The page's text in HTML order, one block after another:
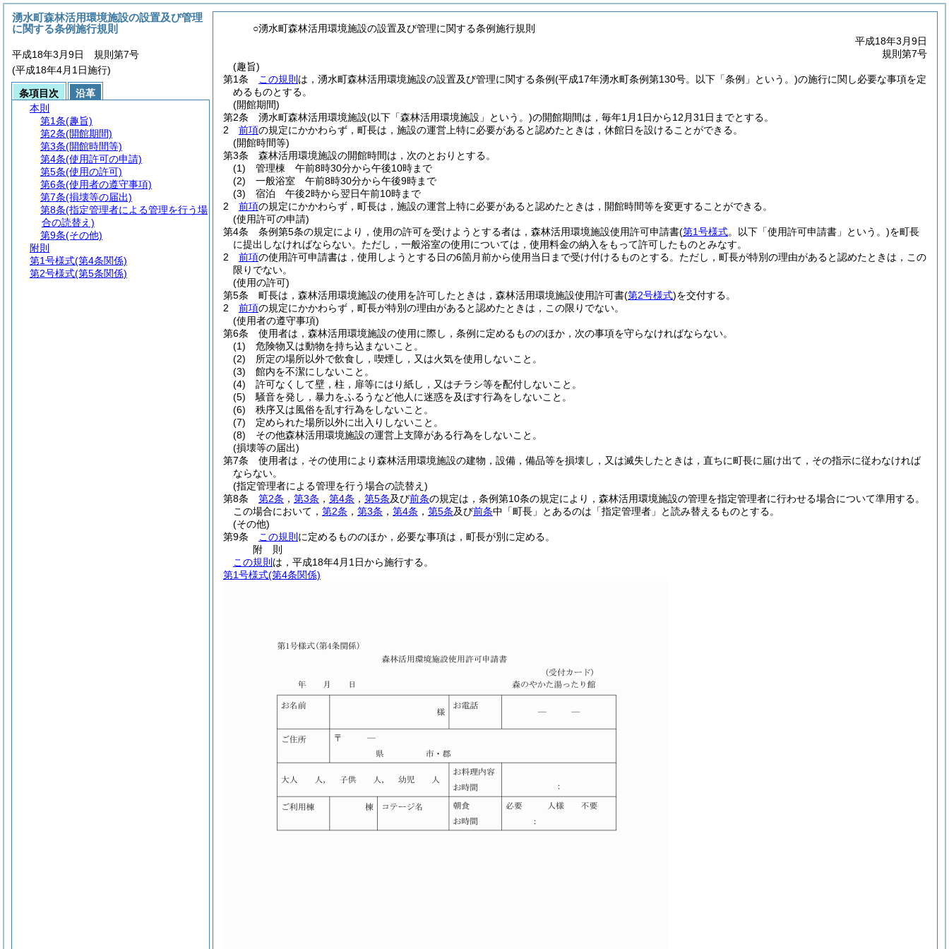
○湧水町森林活用環境施設の設置及び管理に関する条例施行規則
平成18年3月9日
規則第7号
(趣旨)
第1条
この規則 は，湧水町森林活用環境施設の設置及び管理に関する条例(平成17年湧水町条例第130号。以下「条例」という。)の施行に関し必要な事項を定
めるものとする。
(開館期間)
第2条
湧水町森林活用環境施設(以下「森林活用環境施設」という。)の開館期間は，毎年1月1日から12月31日までとする。
2
前項の規定にかかわらず，町長は，施設の運営上特に必要があると認めたときは，休館日を設けることができる。
(開館時間等)
第3条
森林活用環境施設の開館時間は，次のとおりとする。
(1)
管理棟 午前8時30分から午後10時まで
(2)
一般浴室 午前8時30分から午後9時まで
(3)
宿泊 午後2時から翌日午前10時まで
2
前項の規定にかかわらず，町長は，施設の運営上特に必要があると認めたときは，開館時間等を変更することができる。
(使用許可の申請)
第4条
条例第5条の規定により，使用の許可を受けようとする者は，森林活用環境施設使用許可申請書(第1号様式。以下「使用許可申請書」という。)を町長
に提出しなければならない。 ただし，一般浴室の使用については，使用料金の納入をもって許可したものとみなす。
2
前項の使用許可申請書は，使用しようとする日の6箇月前から使用当日まで受け付けるものとする。 ただし，町長が特別の理由があると認めたときは，この
限りでない。
(使用の許可)
第5条
町長は，森林活用環境施設の使用を許可したときは，森林活用環境施設使用許可書(第2号様式)を交付する。
2
前項の規定にかかわらず，町長が特別の理由があると認めたときは，この限りでない。
(使用者の遵守事項)
第6条
使用者は，森林活用環境施設の使用に際し，条例に定めるもののほか，次の事項を守らなければならない。
(1)
危険物又は動物を持ち込まないこと。
(2)
所定の場所以外で飲食し，喫煙し，又は火気を使用しないこと。
(3)
館内を不潔にしないこと。
(4)
許可なくして壁，柱，扉等にはり紙し，又はチラシ等を配付しないこと。
(5)
騒音を発し，暴力をふるうなど他人に迷惑を及ぼす行為をしないこと。
(6)
秩序又は風俗を乱す行為をしないこと。
(7)
定められた場所以外に出入りしないこと。
(8)
その他森林活用環境施設の運営上支障がある行為をしないこと。
(損壊等の届出)
第7条
使用者は，その使用により森林活用環境施設の建物，設備，備品等を損壊し，又は滅失したときは，直ちに町長に届け出て，その指示に従わなければ
ならない。
(指定管理者による管理を行う場合の読替え)
第8条
第2条 ， 第3条 ， 第4条 ， 第5条及び前条の規定は，条例第10条の規定により，森林活用環境施設の管理を指定管理者に行わせる場合について準用する。
この場合において， 第2条 ， 第3条 ， 第4条 ， 第5条及び前条中「町長」とあるのは「指定管理者」と読み替えるものとする。
(その他)
第9条
この規則 に定めるもののほか，必要な事項は，町長が別に定める。
附 則
この規則 は，平成18年4月1日から施行する。
第1号様式(第4条関係)
湧水町森林活用環境施設の設置及び管理
に関する条例施行規則
平成18年3月9日 規則第7号
(平成18年4月1日施行)
条項目次
沿革
本則
第1条(趣旨)
第2条(開館期間)
第3条(開館時間等)
第4条(使用許可の申請)
第5条(使用の許可)
第6条(使用者の遵守事項)
第7条(損壊等の届出)
第8条(指定管理者による管理を行う場
合の読替え)
第9条(その他)
附則
第1号様式(第4条関係)
第2号様式(第5条関係)